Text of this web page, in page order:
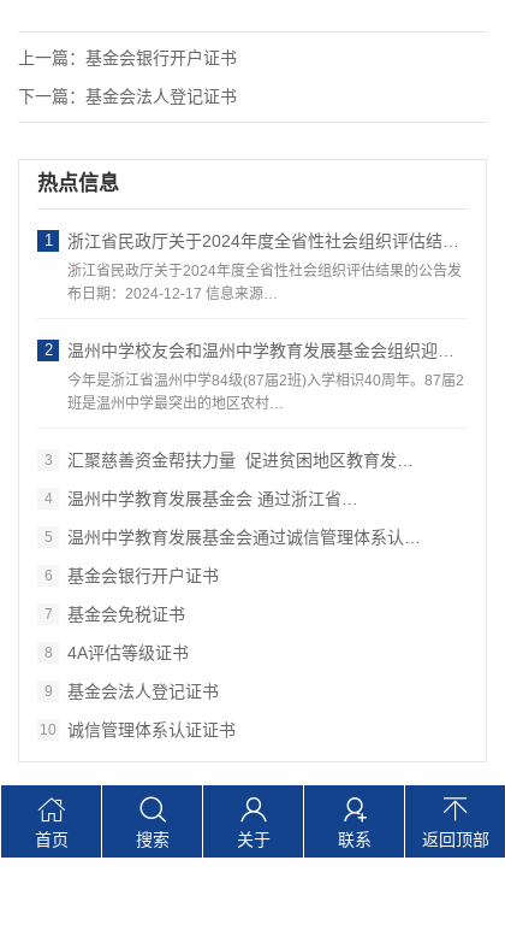
上一篇： 基金会银行开户证书
下一篇： 基金会法人登记证书
热点信息
1 浙江省民政厅关于2024年度全省性社会组织评估结果的公告
浙江省民政厅关于2024年度全省性社会组织评估结果的公告发
布日期：2024-12-17 信息来源…
2 温州中学校友会和温州中学教育发展基金会组织迎接 —— 87届温州地区班校友回访母校活动
今年是浙江省温州中学84级(87届2班)入学相识40周年。87届2
班是温州中学最突出的地区农村…
3 汇聚慈善资金帮扶力量 促进贫困地区教育发…
4 温州中学教育发展基金会 通过浙江省…
5 温州中学教育发展基金会通过诚信管理体系认…
6 基金会银行开户证书
7 基金会免税证书
8 4A评估等级证书
9 基金会法人登记证书
10 诚信管理体系认证证书
Copyright © 温州中学教育发展基金会 版权所有 网站备案
号：浙ICP备2024130989号技术支持：浙江灏天信用
首页 搜索 关于 联系 返回顶部